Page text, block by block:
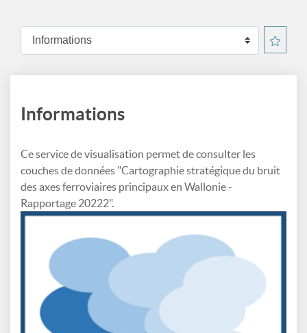
Informations
Ce service de visualisation permet de consulter les
couches de données "Cartographie stratégique du bruit
des axes ferroviaires principaux en Wallonie -
Rapportage 20222".